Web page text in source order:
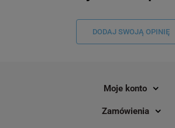
DODAJ SWOJĄ OPINIĘ
Moje konto
Zamówienia